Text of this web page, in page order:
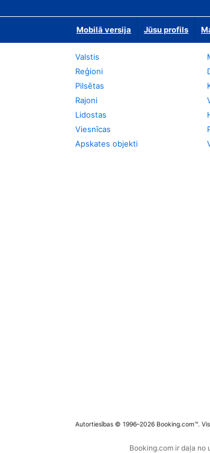
Mobilā versija Jūsu profils
Valstis
Reģioni
Pilsētas
Rajoni
Lidostas
Viesnīcas
Apskates objekti
Autortiesības © 1996–2026 Booking.com™.
Booking.com ir daļa no